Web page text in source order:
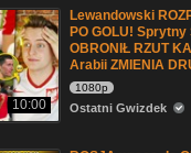
10:00
Lewandowski
PO GOLU!
OBRONIŁ RZUT
Arabii ZMIENIA
1080p
Ostatni Gwizdek